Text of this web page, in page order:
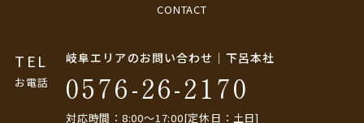
CONTACT
TEL
お電話
岐阜エリアのお問い合わせ｜下呂本社
0576-26-2170
対応時間：8:00〜17:00[定休日：土日]